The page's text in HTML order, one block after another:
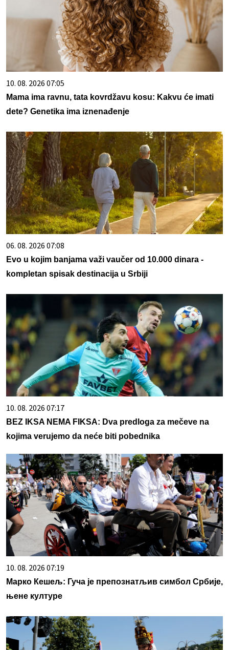
10. 08. 2026 07:05
Mama ima ravnu, tata kovrdžavu kosu: Kakvu će imati
dete? Genetika ima iznenađenje
06. 08. 2026 07:08
Evo u kojim banjama važi vaučer od 10.000 dinara -
kompletan spisak destinacija u Srbiji
10. 08. 2026 07:17
BEZ IKSA NEMA FIKSA: Dva predloga za mečeve na
kojima verujemo da neće biti pobednika
10. 08. 2026 07:19
Марко Кешељ: Гуча је препознатљив симбол Србије,
њене културе